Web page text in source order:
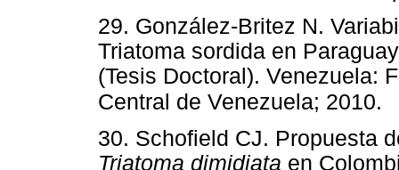
29. González-Britez N.
Triatoma sordida en
(Tesis Doctoral). Venezuela:
Central de Venezuela; 2010.
30. Schofield CJ. Propuesta
Triatoma dimidiata en